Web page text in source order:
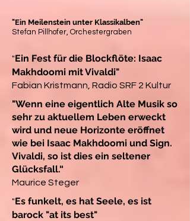
"Ein Meilenstein unter Klassikalben"
Stefan Pillhofer, Orchestergraben
"Ein Fest für die Blockflöte: Isaac
Makhdoomi mit Vivaldi"
Fabian Kristmann, Radio SRF 2 Kultur
"Wenn eine eigentlich Alte Musik so
sehr zu aktuellem Leben erweckt
wird und neue Horizonte eröffnet
wie bei Isaac Makhdoomi und Sign.
Vivaldi, so ist dies ein seltener
Glücksfall.“
Maurice Steger
"Es funkelt, es hat Seele, es ist
barock "at its best"